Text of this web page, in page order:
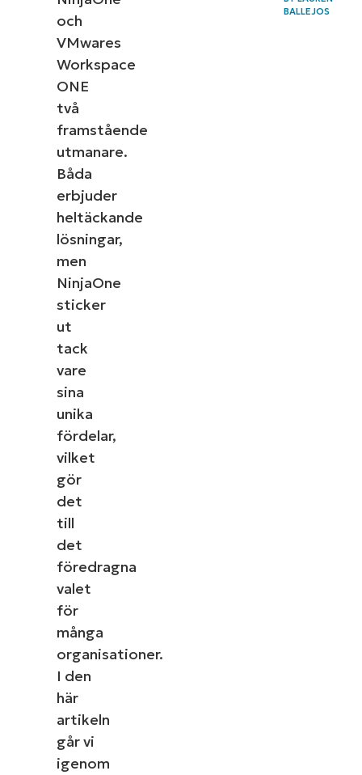
och
VMwares
Workspace
ONE
två
framstående
utmanare.
Båda
erbjuder
heltäckande
lösningar,
men
NinjaOne
sticker
ut
tack
vare
sina
unika
fördelar,
vilket
gör
det
till
det
föredragna
valet
för
många
organisationer.
I den
här
artikeln
går vi
igenom
BALLEJOS